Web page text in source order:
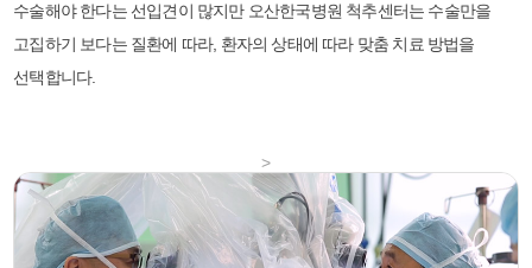
수술해야 한다는 선입견이 많지만 오산한국병원 척추센터는 수술만을
고집하기 보다는 질환에 따라, 환자의 상태에 따라 맞춤 치료 방법을
선택합니다.
>